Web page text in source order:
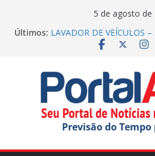
5 de agosto de
Últimos: LAVADOR DE VEÍCULOS
(inscrições até 13/08/2026)
Festival do Chocolate
domingos
Incêndio em indústria
estado
SERRALHEIRO – Santo
Previsão do Tempo